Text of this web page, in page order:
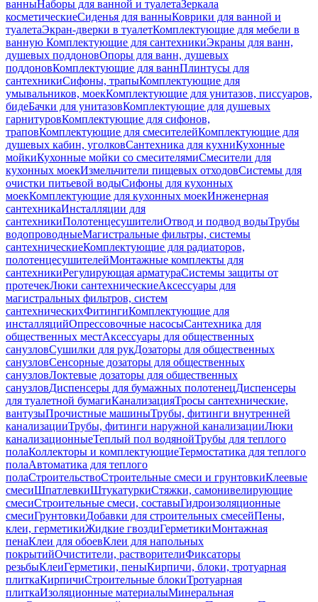
ванныНаборы для ванной и туалетаЗеркала
косметическиеСиденья для ванныКоврики для ванной и
туалетаЭкран-дверки в туалетКомплектующие для мебели в
ванную Комплектующие для сантехникиЭкраны для ванн,
душевых поддоновОпоры для ванн, душевых
поддоновКомплектующие для ваннПлинтусы для
сантехникиСифоны, трапыКомплектующие для
умывальников, моекКомплектующие для унитазов, писсуаров,
бидеБачки для унитазовКомплектующие для душевых
гарнитуровКомплектующие для сифонов,
траповКомплектующие для смесителейКомплектующие для
душевых кабин, уголковСантехника для кухниКухонные
мойкиКухонные мойки со смесителямиСмесители для
кухонных моекИзмельчители пищевых отходовСистемы для
очистки питьевой водыСифоны для кухонных
моекКомплектующие для кухонных моекИнженерная
сантехникаИнсталляции для
сантехникиПолотенцесушителиОтвод и подвод водыТрубы
водопроводныеМагистральные фильтры, системы
сантехническиеКомплектующие для радиаторов,
полотенцесушителейМонтажные комплекты для
сантехникиРегулирующая арматураСистемы защиты от
протечекЛюки сантехническиеАксессуары для
магистральных фильтров, систем
сантехническихФитингиКомплектующие для
инсталляцийОпрессовочные насосыСантехника для
общественных местАксессуары для общественных
санузловСушилки для рукДозаторы для общественных
санузловСенсорные дозаторы для общественных
санузловЛоктевые дозаторы для общественных
санузловДиспенсеры для бумажных полотенецДиспенсеры
для туалетной бумагиКанализацияТросы сантехнические,
вантузыПрочистные машиныТрубы, фитинги внутренней
канализацииТрубы, фитинги наружной канализацииЛюки
канализационныеТеплый пол водянойТрубы для теплого
полаКоллекторы и комплектующиеТермостатика для теплого
полаАвтоматика для теплого
полаСтроительствоСтроительные смеси и грунтовкиКлеевые
смесиШпатлевкиШтукатуркиСтяжки, самонивелирующие
смесиСтроительные смеси, составыГидроизоляционные
смесиГрунтовкиДобавки для строительных смесейПены,
клеи, герметикиЖидкие гвоздиГерметикиМонтажная
пенаКлеи для обоевКлеи для напольных
покрытийОчистители, растворителиФиксаторы
резьбыКлеиГерметики, пеныКирпичи, блоки, тротуарная
плиткаКирпичиСтроительные блокиТротуарная
плиткаИзоляционные материалыМинеральная